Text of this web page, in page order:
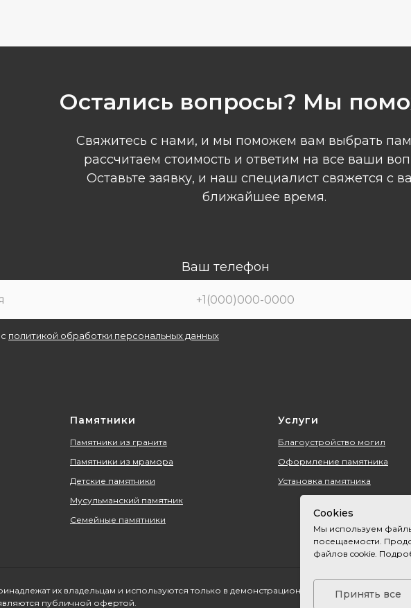
Cookies
Мы используем
посещаемости.
файлов cookie.
Принять все
Остались вопросы? Мы
Свяжитесь с нами, и мы поможем вам выбрать
рассчитаем стоимость и ответим на все ваши
Оставьте заявку, и наш специалист свяжется с
ближайшее время.
Ваш телефон
политикой обработки персональных данных
Памятники
Памятники из гранита
Памятники из мрамора
Детские памятники
Мусульманский памятник
Семейные памятники
Услуги
Благоустройство могил
Оформление памятника
Установка памятника
их владельцам и используются только в демонстрационных целях. Пожалуйста,
публичной офертой.